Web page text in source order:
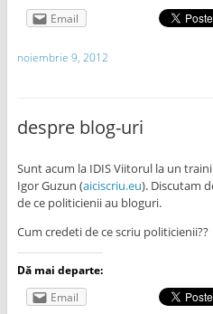
Email
noiembrie 9, 2012
despre blog-uri
Sunt acum la IDIS Viitorul la un
Igor Guzun (aiciscriu.eu). Discutam
de ce politicienii au bloguri.
Cum credeti de ce scriu politicienii??
Dă mai departe:
Email